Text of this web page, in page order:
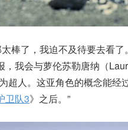
太棒了，我迫不及待要去看
，我会与萝伦苏勒唐纳（
超人。这亚角色的概念能
卫队3》之后。”